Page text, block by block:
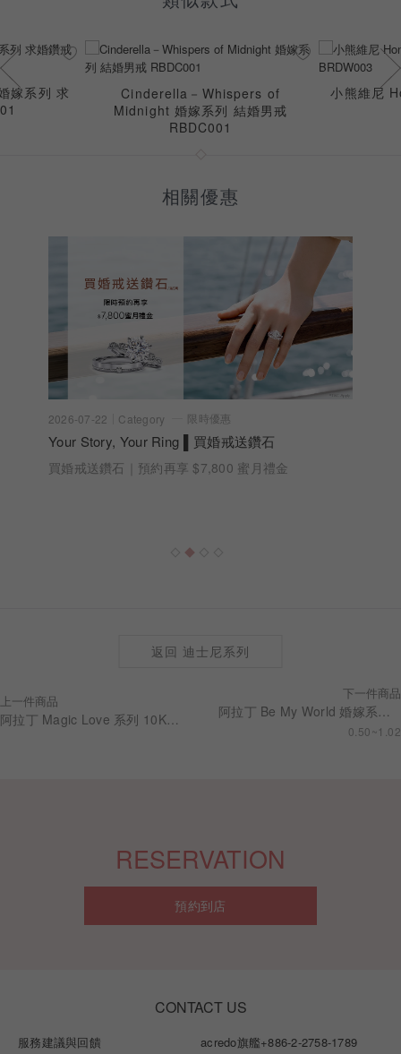
嫁系列 求
Cinderella－Whispers of
Midnight 婚嫁系列 結婚男戒
RBDC001
小熊維尼
相關優惠
2026-07-22 Category 限時優惠
Your Story, Your Ring ▌買婚戒送鑽石
買婚戒送鑽石｜預約再享 $7,800 蜜月禮金
上一件商品
阿拉丁 Magic Love 系列 10K 沙弗萊石手鍊 BRDA003
下一件商品
阿拉丁 Be My World 婚嫁系列 求婚鑽戒 RSDA01
0.50~1.02
返回 迪士尼系列
RESERVATION
預約到店
CONTACT US
服務建議與回饋 acredo旗艦+886-2-2758-1789